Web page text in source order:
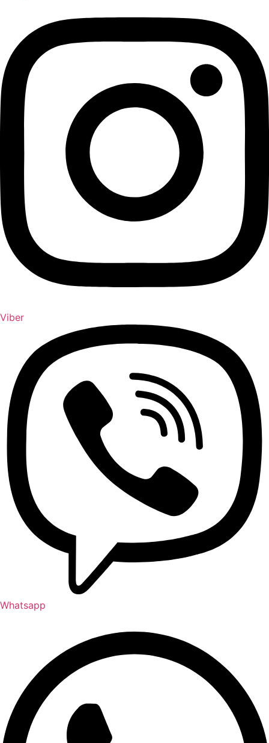
Viber
Whatsapp